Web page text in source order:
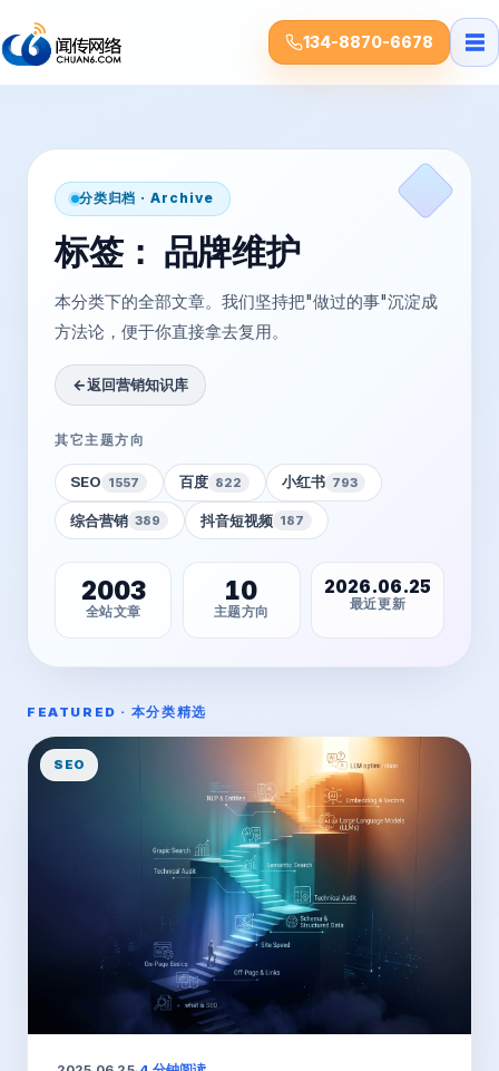
134-8870-6678 ☰
分类归档 · Archive
标签： 品牌维护
本分类下的全部文章。我们坚持把"做过的事"沉淀成
方法论，便于你直接拿去复用。
←返回营销知识库
其它主题方向
SEO 1557 百度 822 小红书 793
综合营销 389 抖音短视频 187
2003
全站文章
10
主题方向
2026.06.25
最近更新
FEATURED · 本分类精选
SEO